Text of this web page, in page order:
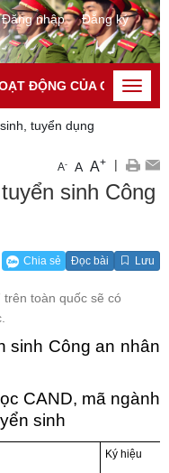
Đăng nhập Đăng ký
ĐỘNG CỦA CATPToggle
tuyển dụng
A- A A+ |
sinh Công
Chia sẻ Đọc bài Lưu
toàn quốc sẽ có
sinh Công an nhân
CAND, mã ngành
sinh
Ký hiệu